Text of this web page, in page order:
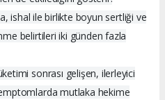
ishal ile birlikte boyun sertliği ve
belirtileri iki günden fazla
sonrası gelişen, ilerleyici
mutlaka hekime